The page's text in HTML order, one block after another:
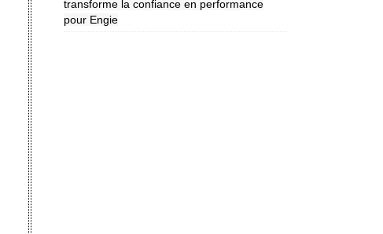
transforme la confiance en performance
pour Engie